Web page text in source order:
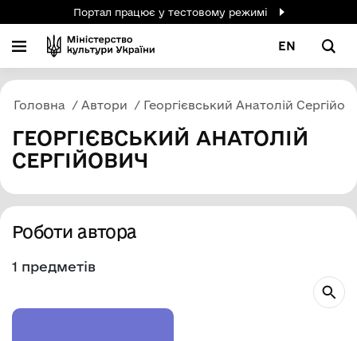
Портал працює у тестовому режимі
EN
Головна Автори Георгієвський Анатолій
ГЕОРГІЄВСЬКИЙ АНАТОЛІЙ
СЕРГІЙОВИЧ
Роботи автора
1 предметів